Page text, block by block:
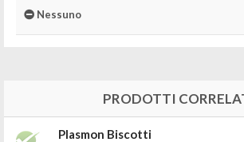
Nessuno
PRODOTTI
Plasmon Biscotti